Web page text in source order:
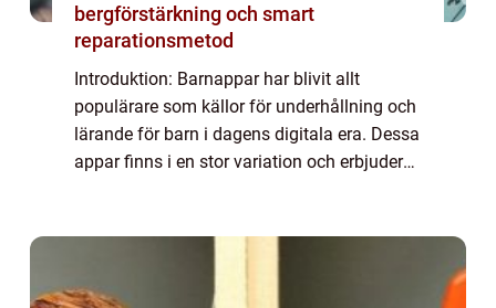
bergförstärkning och smart
reparationsmetod
Introduktion: Barnappar har blivit allt
populärare som källor för underhållning och
lärande för barn i dagens digitala era. Dessa
appar finns i en stor variation och erbjuder